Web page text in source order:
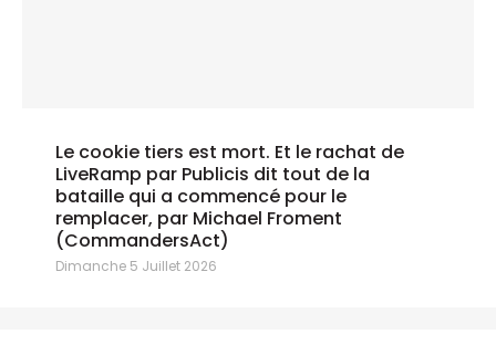
Le cookie tiers est mort. Et le rachat de
LiveRamp par Publicis dit tout de la
bataille qui a commencé pour le
remplacer, par Michael Froment
(CommandersAct)
Dimanche 5 Juillet 2026